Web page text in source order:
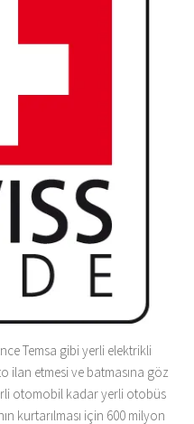
Temsa gibi yerli elektrikli
etmesi ve batmasına göz
otomobil kadar yerli otobüs
kurtarılması için 600 milyon